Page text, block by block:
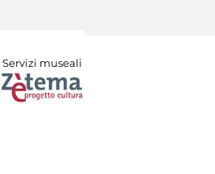
Servizi museali